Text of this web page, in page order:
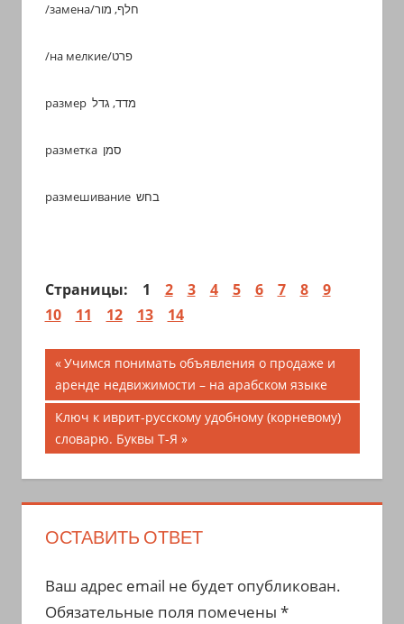
/замена/חלף, מור
/на мелкие/פרט
размер מדד, גדל
разметка סמן
размешивание בחש
Страницы: 1 2 3 4 5 6 7 8
9
10
11 12 13 14
Навигация
по
записям
Предыдущая
запись;
Учимся понимать объявления о продаже и
аренде недвижимости – на арабском языке
Следующая
запись:
Ключ к иврит-русскому удобному (корневому)
словарю. Буквы Т-Я
ОСТАВИТЬ ОТВЕТ
Ваш адрес email не будет опубликован.
Обязательные поля помечены *